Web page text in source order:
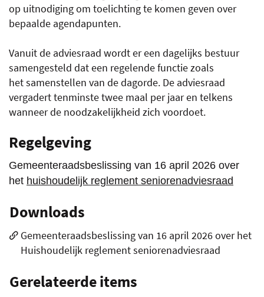
op uitnodiging om toelichting te komen geven over
bepaalde agendapunten.
Vanuit de adviesraad wordt er een dagelijks bestuur
samengesteld dat een regelende functie zoals
het samenstellen van de dagorde. De adviesraad
vergadert tenminste twee maal per jaar en telkens
wanneer de noodzakelijkheid zich voordoet.
Regelgeving
Gemeenteraadsbeslissing van 16 april 2026 over
het huishoudelijk reglement seniorenadviesraad
Downloads
Gemeenteraadsbeslissing van 16 april 2026 over het
Huishoudelijk reglement seniorenadviesraad
Gerelateerde items